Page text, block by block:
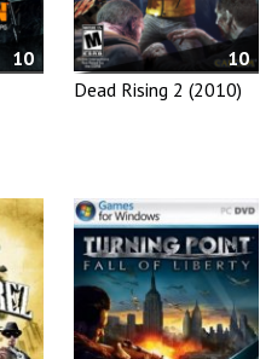
10
10
Dead Rising 2 (2010)